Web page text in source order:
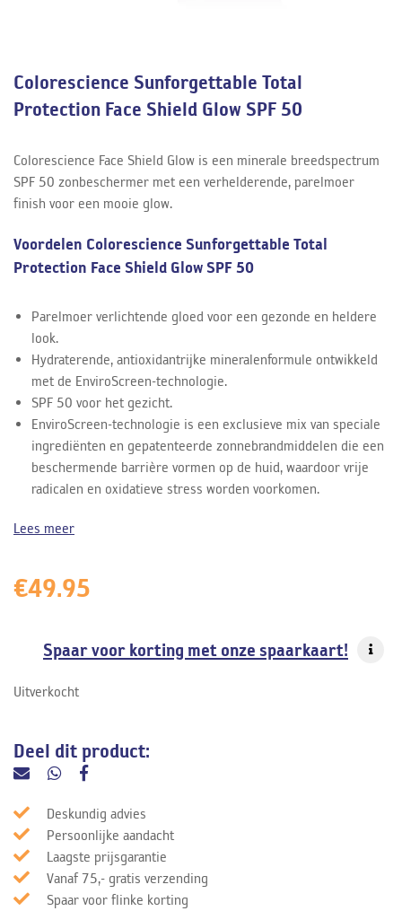
Colorescience Sunforgettable Total
Protection Face Shield Glow SPF 50
Colorescience Face Shield Glow is een minerale breedspectrum
SPF 50 zonbeschermer met een verhelderende, parelmoer
finish voor een mooie glow.
Voordelen Colorescience Sunforgettable Total
Protection Face Shield Glow SPF 50
Parelmoer verlichtende gloed voor een gezonde en heldere
look.
Hydraterende, antioxidantrijke mineralenformule ontwikkeld
met de EnviroScreen-technologie.
SPF 50 voor het gezicht.
EnviroScreen-technologie is een exclusieve mix van speciale
ingrediënten en gepatenteerde zonnebrandmiddelen die een
beschermende barrière vormen op de huid, waardoor vrije
radicalen en oxidatieve stress worden voorkomen.
Lees meer
€49.95
Spaar voor korting met onze spaarkaart!
Uitverkocht
Deel dit product:
Deskundig advies
Persoonlijke aandacht
Laagste prijsgarantie
Vanaf 75,- gratis verzending
Spaar voor flinke korting